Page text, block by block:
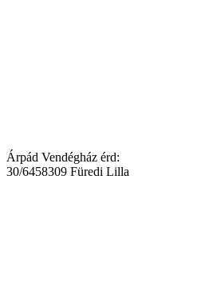
Árpád Vendégház érd:
30/6458309 Füredi Lilla